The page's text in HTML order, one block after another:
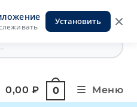
Установить
Горской
0,00₽ 0 Меню